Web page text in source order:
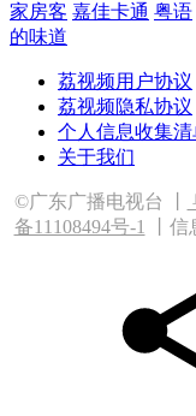
家房客 嘉佳卡通 粤语
的味道
荔视频用户协议
荔视频隐私协议
个人信息收集清
关于我们
©广东广播电视台 丨
备11108494号-1
丨